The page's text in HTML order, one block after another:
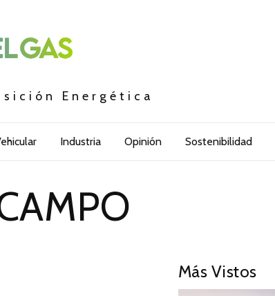
Energética
Industria Opinión Sostenibilidad
Más Vistos